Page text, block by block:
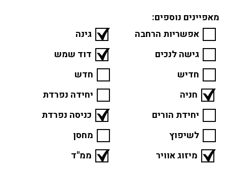
מאפיינים נוספים:
אפשריות הרחבה
גינה
גישה לנכים
דוד שמש
חדיש
חדש
חניה
יחידה נפרדת
יחידת הורים
כניסה נפרדת
לשיפוץ
מחסן
מיזוג אוויר
ממ"ד